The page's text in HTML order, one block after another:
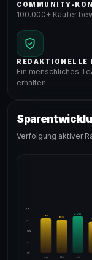
COMMUNITY-
100.000+ Käufer
REDAKTIONELLE
Ein menschliches
erhalten.
Verfolgung aktiver
24%
18%
12%
6%
0%
Apr
19%
Mai
18%
Jun
20%